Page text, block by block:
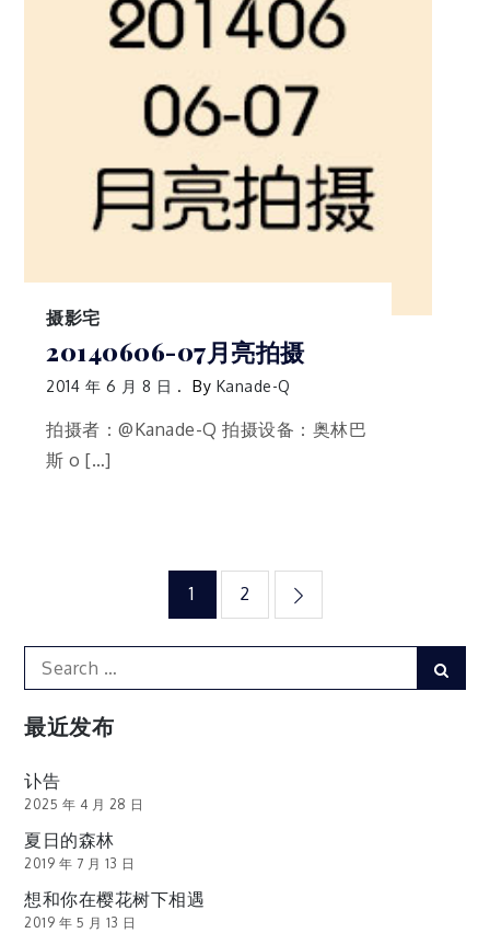
摄影宅
20140606-07月亮拍摄
2014 年 6 月 8 日 By Kanade-Q
拍摄者：@Kanade-Q 拍摄设备：奥林巴
斯 o […]
章
分
页
1 2
Search
for:
最近发布
讣告
2025 年 4 月 28 日
夏日的森林
2019 年 7 月 13 日
想和你在樱花树下相遇
2019 年 5 月 13 日